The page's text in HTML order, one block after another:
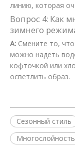
линию, которая
Вопрос 4: Как
зимнего
A: Смените то,
можно надеть
кофточкой или
осветлить образ.
Сезонный стиль
Многослойность